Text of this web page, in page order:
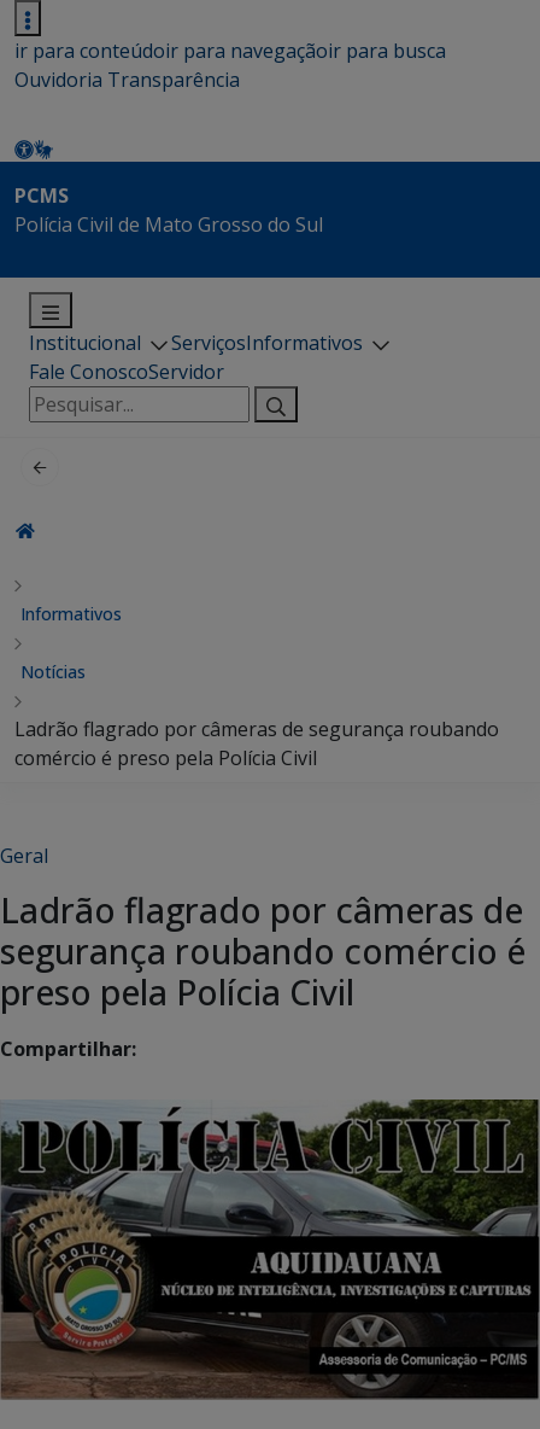
ir para conteúdoir para navegaçãoir para busca
Ouvidoria Transparência
PCMS
Polícia Civil de Mato Grosso do Sul
Institucional ServiçosInformativos
Fale ConoscoServidor
Pesquisar
por:
Informativos
Notícias
Ladrão flagrado por câmeras de segurança roubando
comércio é preso pela Polícia Civil
Geral
Ladrão flagrado por câmeras de
segurança roubando comércio é
preso pela Polícia Civil
Compartilhar: